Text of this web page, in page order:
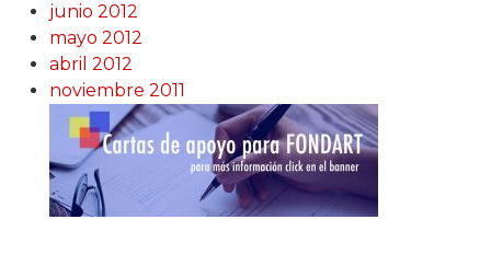
junio 2012
mayo 2012
abril 2012
noviembre 2011